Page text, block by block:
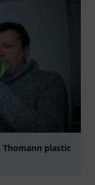
Thomann plastic